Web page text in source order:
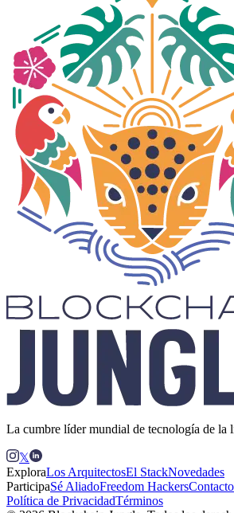
La cumbre líder mundial de tecnología de la
𝕏
ExploraLos ArquitectosEl StackNovedades
ParticipaSé AliadoFreedom HackersContacto
Política de PrivacidadTérminos